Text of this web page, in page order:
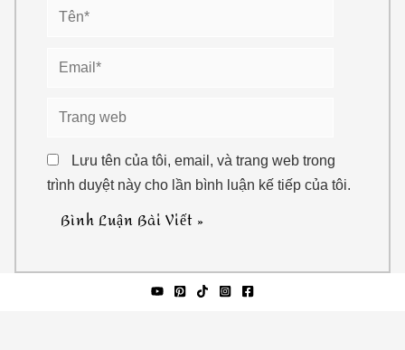
Tên*
Email*
Trang
Lưu tên của tôi, email, và trang web trong
trình duyệt này cho lần bình luận kế tiếp của tôi.